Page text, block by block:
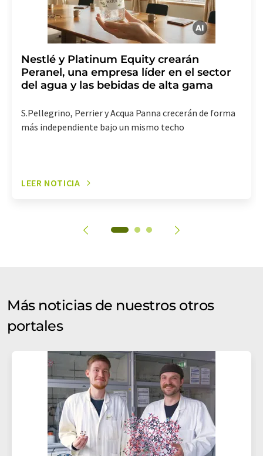
Nestlé y Platinum Equity crearán
Peranel, una empresa líder en el sector
del agua y las bebidas de alta gama
S.Pellegrino, Perrier y Acqua Panna crecerán de forma
más independiente bajo un mismo techo
LEER NOTICIA
Más noticias de nuestros otros
portales